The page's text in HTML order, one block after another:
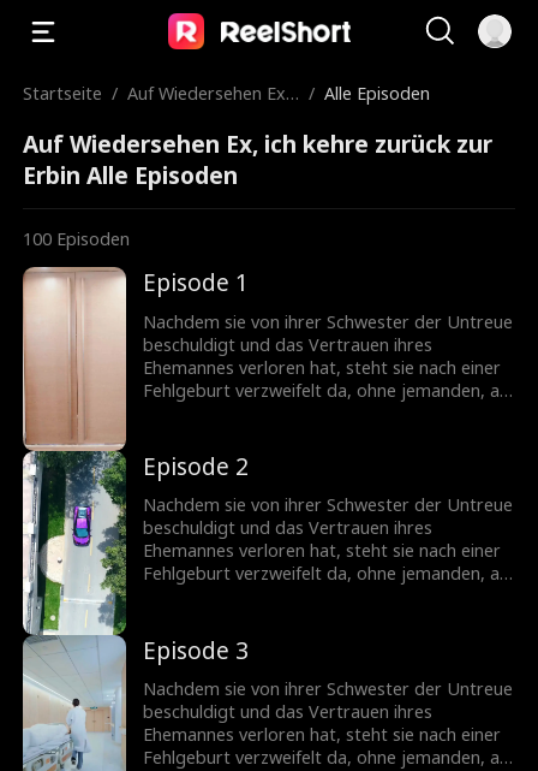
Startseite / Auf Wiedersehen Ex, i
rbin
/ Alle Episoden
Auf Wiedersehen Ex, ich kehre zurück zur
Erbin Alle Episoden
100 Episoden
Episode 1
Nachdem sie von ihrer Schwester der Untreue
beschuldigt und das Vertrauen ihres
Ehemannes verloren hat, steht sie nach einer
Fehlgeburt verzweifelt da, ohne jemanden, an
was ihr die Chance gibt, ihren Status
zurückzugewinnen. Als sie zurückkehrt,
schockiert ihre Anwesenheit ihren Ex-
Ehemann...
Episode 2
Nachdem sie von ihrer Schwester der Untreue
beschuldigt und das Vertrauen ihres
Ehemannes verloren hat, steht sie nach einer
Fehlgeburt verzweifelt da, ohne jemanden, an
was ihr die Chance gibt, ihren Status
zurückzugewinnen. Als sie zurückkehrt,
schockiert ihre Anwesenheit ihren Ex-
Ehemann...
Episode 3
Nachdem sie von ihrer Schwester der Untreue
beschuldigt und das Vertrauen ihres
Ehemannes verloren hat, steht sie nach einer
Fehlgeburt verzweifelt da, ohne jemanden, an